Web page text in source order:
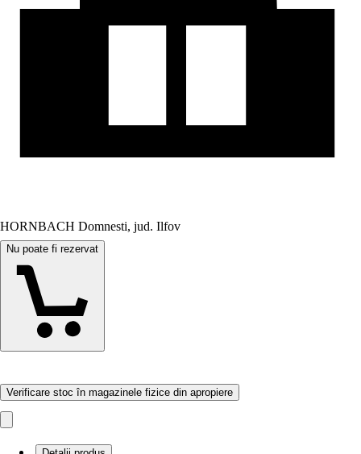
HORNBACH Domnesti, jud. Ilfov
Nu poate fi rezervat
Verificare stoc în magazinele fizice din apropiere